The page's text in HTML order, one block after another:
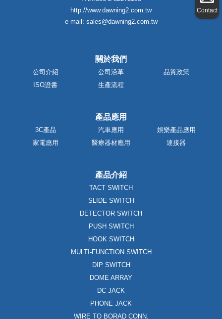
Contact
http://www.dawning2.com.tw
e-mail: sales@dawning2.com.tw
關於我們
公司介紹 公司沿革
品質政策
ISO證書
生產流程
產品應用
3C產品 汽車應用
娛樂產品應用
家電應用
醫療器材應用 連接器
產品介紹
TACT SWITCH
SLIDE SWITCH
DETECTOR SWITCH
PUSH SWITCH
HOOK SWITCH
MULTI-FUNCTION SWITCH
DIP SWITCH
DOME ARRAY
DC JACK
PHONE JACK
WIRE TO BORAD CONN.